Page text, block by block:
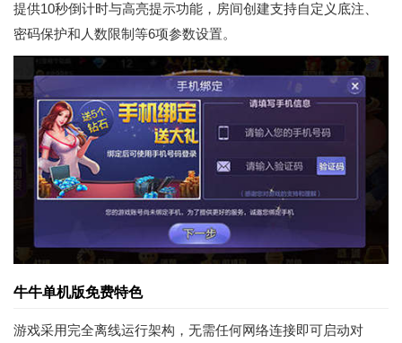
提供10秒倒计时与高亮提示功能，房间创建支持自定义底注、
密码保护和人数限制等6项参数设置。
牛牛单机版免费特色
游戏采用完全离线运行架构，无需任何网络连接即可启动对